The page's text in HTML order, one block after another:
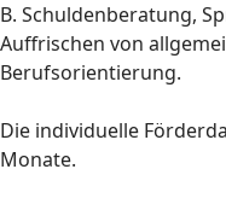
B. Schuldenberatung,
Auffrischen von
Berufsorientierung.
Die individuelle
Monate.